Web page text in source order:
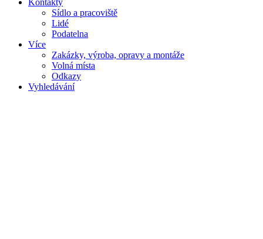
Kontakty
Sídlo a pracoviště
Lidé
Podatelna
Více
Zakázky, výroba, opravy a montáže
Volná místa
Odkazy
Vyhledávání